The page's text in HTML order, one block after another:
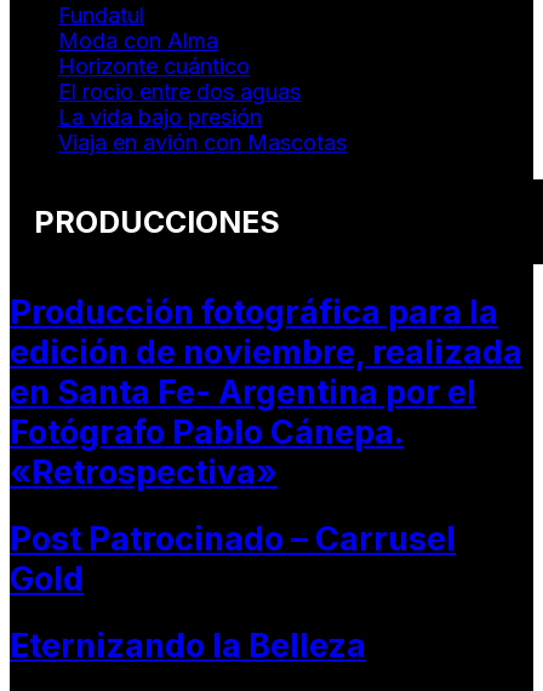
Fundatul
Moda con Alma
Horizonte cuántico
El rocio entre dos aguas
La vida bajo presión
Viaja en avión con Mascotas
PRODUCCIONES
Producción fotográfica para la
edición de noviembre, realizada
en Santa Fe- Argentina por el
Fotógrafo Pablo Cánepa.
«Retrospectiva»
Post Patrocinado – Carrusel
Gold
Eternizando la Belleza